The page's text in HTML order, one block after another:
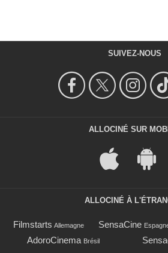
SUIVEZ-NOUS
ALLOCINÉ SUR
ALLOCINÉ À
Filmstarts Allemagne SensaCine
AdoroCinema Brésil